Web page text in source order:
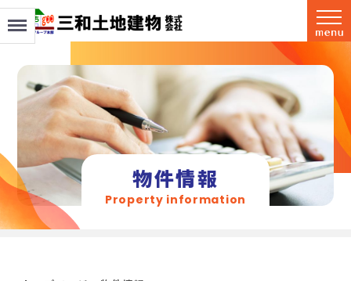
物件情報
Property information
Menu